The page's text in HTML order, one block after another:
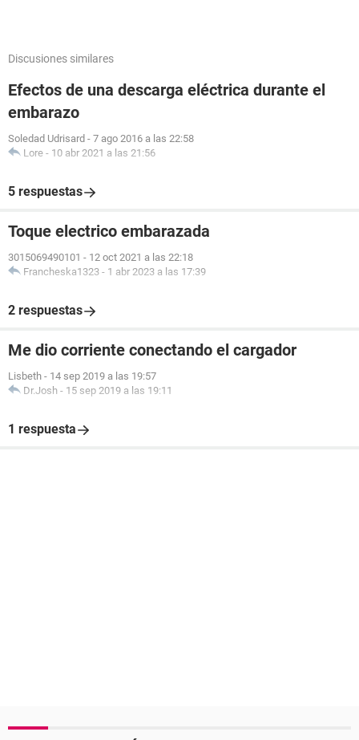
Discusiones similares
Efectos de una descarga eléctrica durante el
embarazo
Soledad Udrisard - 7 ago 2016 a las 22:58
Lore - 10 abr 2021 a las 21:56
5 respuestas
Toque electrico embarazada
3015069490101 - 12 oct 2021 a las 22:18
Francheska1323 - 1 abr 2023 a las 17:39
2 respuestas
Me dio corriente conectando el cargador
Lisbeth - 14 sep 2019 a las 19:57
Dr.Josh - 15 sep 2019 a las 19:11
1 respuesta